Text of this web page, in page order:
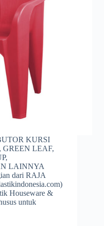
KURSI
LEAF,
LAINNYA
dari RAJA
Houseware &
untuk